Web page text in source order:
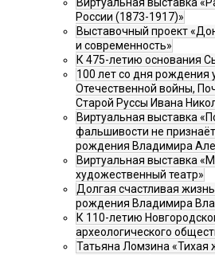
Виртуальная выставка
России (1873-1917)»
Выставочный проект
и современность»
К 475-летию основания
100 лет со дня рождения
Отечественной войны,
Старой Руссы Ивана
Виртуальная выставка
фальшивости не
рождения Владимира
Виртуальная выставка
художественный театр»
Долгая счастливая
рождения Владимира
К 110-летию
археологического
Татьяна Ломзина «Тихая